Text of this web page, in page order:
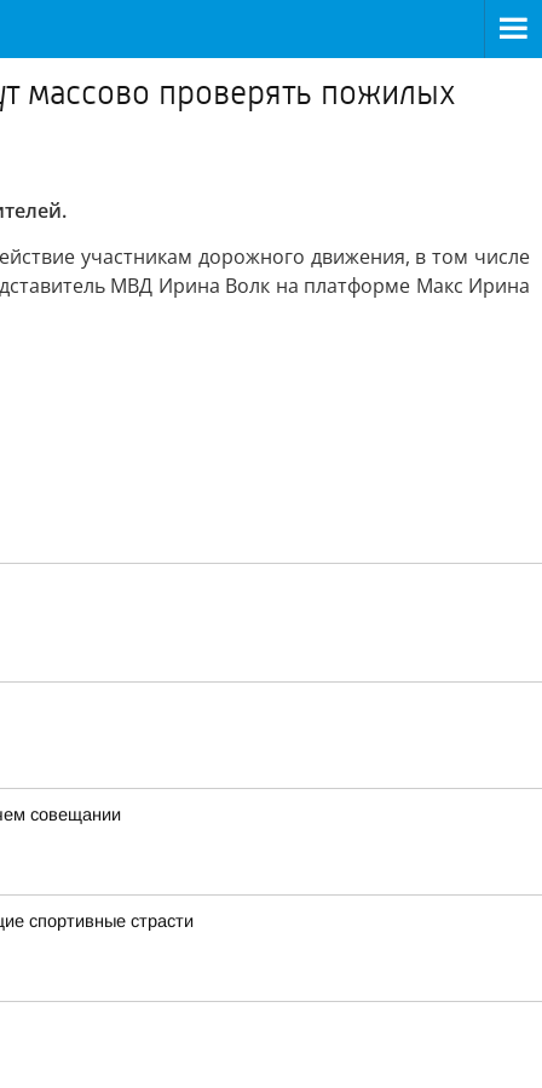
массово проверять пожилых
участникам дорожного движения, в том числе
МВД Ирина Волк на платформе Макс Ирина
совещании
спортивные страсти